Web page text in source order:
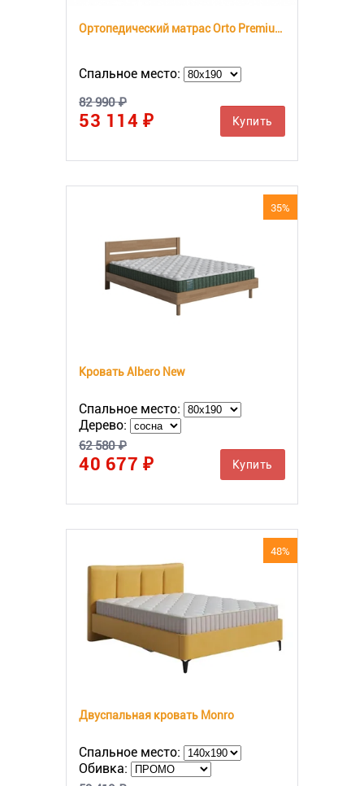
Ортопедический матрас Orto Premium Hard
Спальное место:
82 990 ₽
53 114 ₽ Купить
35%
Кровать Albero New
Спальное место:
Дерево:
62 580 ₽
40 677 ₽ Купить
48%
Двуспальная кровать Monro
Спальное место:
Обивка: